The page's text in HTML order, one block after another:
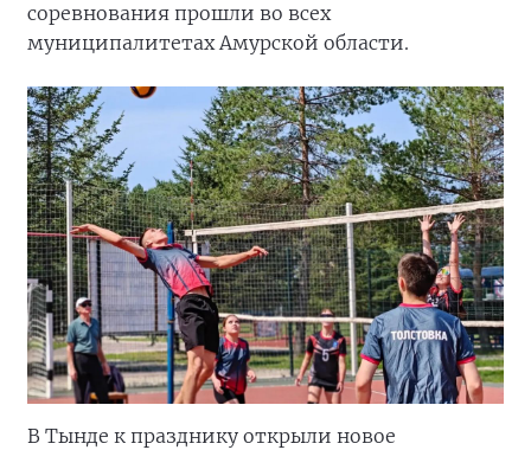
соревнования прошли во всех
муниципалитетах Амурской области.
В Тынде к празднику открыли новое